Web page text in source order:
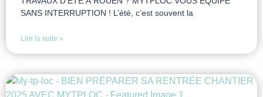
SANS INTERRUPTION ! L’été, c’est souvent la
Lire la suite »